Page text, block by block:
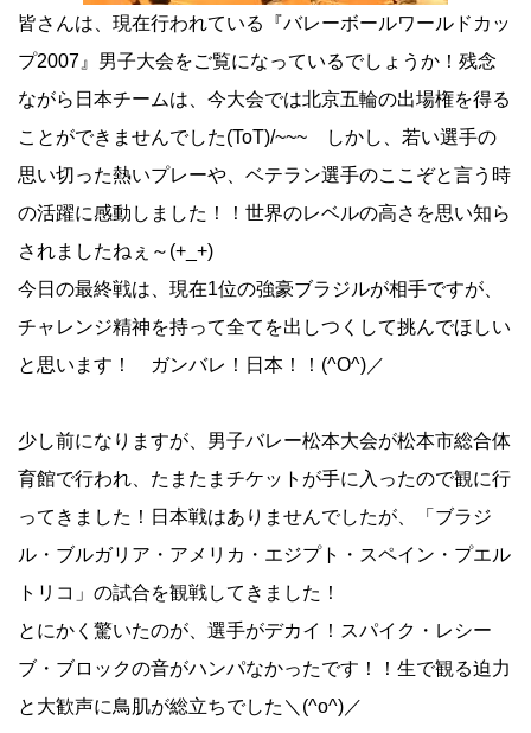
皆さんは、現在行われている『バレーボールワールドカッ
プ2007』男子大会をご覧になっているでしょうか！残念
ながら日本チームは、今大会では北京五輪の出場権を得る
ことができませんでした(ToT)/~~~ しかし、若い選手の
思い切った熱いプレーや、ベテラン選手のここぞと言う時
の活躍に感動しました！！世界のレベルの高さを思い知ら
されましたねぇ～(+_+)
今日の最終戦は、現在1位の強豪ブラジルが相手ですが、
チャレンジ精神を持って全てを出しつくして挑んでほしい
と思います！ ガンバレ！日本！！(^O^)／
少し前になりますが、男子バレー松本大会が松本市総合体
育館で行われ、たまたまチケットが手に入ったので観に行
ってきました！日本戦はありませんでしたが、「ブラジ
ル・ブルガリア・アメリカ・エジプト・スペイン・プエル
トリコ」の試合を観戦してきました！
とにかく驚いたのが、選手がデカイ！スパイク・レシー
ブ・ブロックの音がハンパなかったです！！生で観る迫力
と大歓声に鳥肌が総立ちでした＼(^o^)／